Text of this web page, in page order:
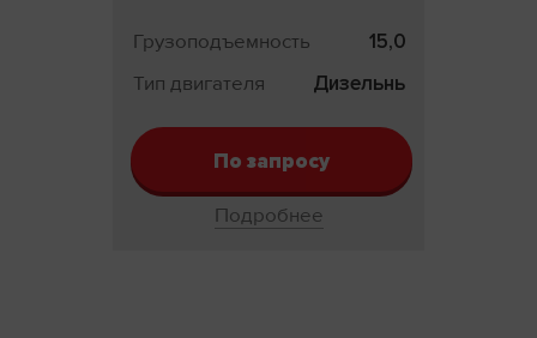
Грузоподъемность
15,0 т
Тип двигателя
Дизельный
По запросу
Подробнее